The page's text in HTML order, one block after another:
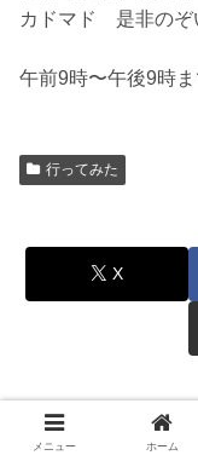
カドマド 是非のぞ
午前9時〜午後9時ま
行ってみた
X
メニュー ホーム